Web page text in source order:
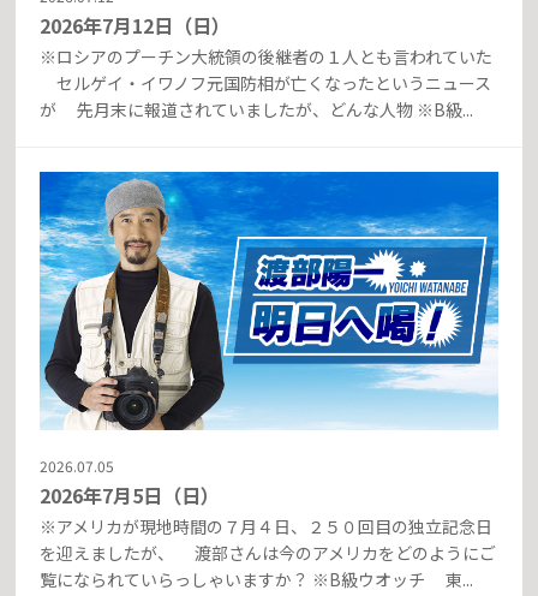
2026年7月12日（日）
※ロシアのプーチン大統領の後継者の１人とも言われていた
セルゲイ・イワノフ元国防相が亡くなったというニュース
が 先月末に報道されていましたが、どんな人物 ※B級...
2026.07.05
2026年7月5日（日）
※アメリカが現地時間の７月４日、２５０回目の独立記念日
を迎えましたが、 渡部さんは今のアメリカをどのようにご
覧になられていらっしゃいますか？ ※B級ウオッチ 東...